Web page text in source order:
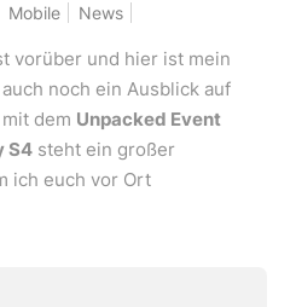
Mobile News
vorüber und hier ist mein
noch ein Ausblick auf
dem Unpacked Event
S4steht ein großer
ich euch vor Ort